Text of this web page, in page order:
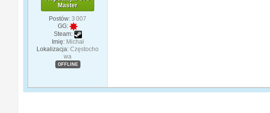
Master
Postów: 3 007
GG:
Steam:
Imię: Michał
Lokalizacja: Częstocho
wa
OFFLINE